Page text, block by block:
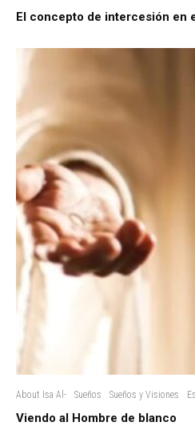
El concepto de intercesión en
About Isa Al- Sueños Sueños y Visiones
Viendo al Hombre de blanco